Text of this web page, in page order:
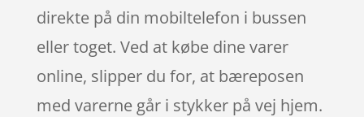
direkte på din mobiltelefon i bussen
eller toget. Ved at købe dine varer
online, slipper du for, at bæreposen
med varerne går i stykker på vej hjem.